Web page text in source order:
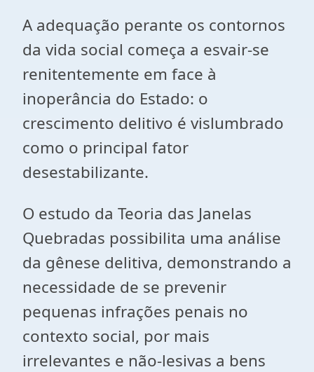
A adequação perante os contornos
da vida social começa a esvair-se
renitentemente em face à
inoperância do Estado: o
crescimento delitivo é vislumbrado
como o principal fator
desestabilizante.
O estudo da Teoria das Janelas
Quebradas possibilita uma análise
da gênese delitiva, demonstrando a
necessidade de se prevenir
pequenas infrações penais no
contexto social, por mais
irrelevantes e não-lesivas a bens